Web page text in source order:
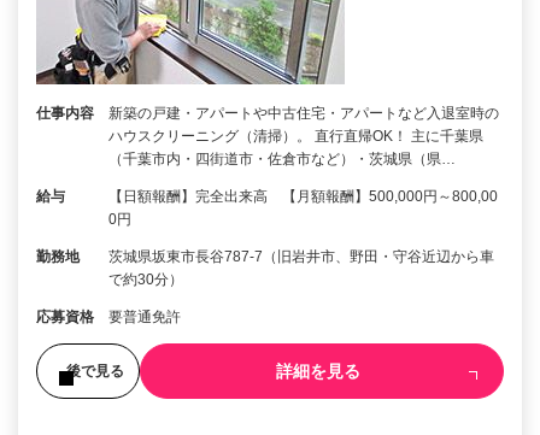
仕事内容
新築の戸建・アパートや中古住宅・アパートなど入退室時の
ハウスクリーニング（清掃）。 直行直帰OK！ 主に千葉県
（千葉市内・四街道市・佐倉市など）・茨城県（県…
給与
【日額報酬】完全出来高 【月額報酬】500,000円～800,00
0円
勤務地
茨城県坂東市長谷787-7（旧岩井市、野田・守谷近辺から車
で約30分）
応募資格 要普通免許
後で見る 詳細を見る